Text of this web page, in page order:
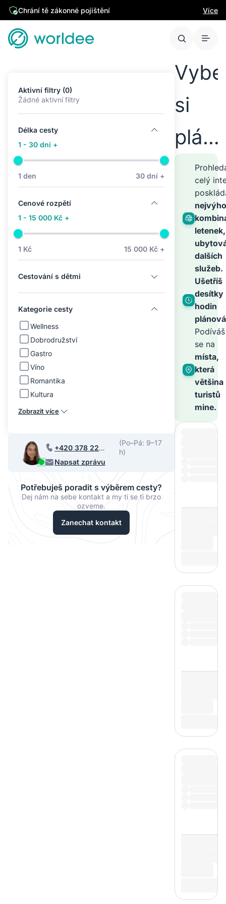
Chrání tě zákonné pojištění Více
Aktivní filtry (0)
Žádné aktivní filtry
Délka cesty
1 - 30 dní +
1 den 30 dní +
Cenové rozpětí
1 - 15 000 Kč +
1 Kč 15 000 Kč +
Cestování s dětmi
Kategorie cesty
Wellness
Dobrodružství
Gastro
Víno
Romantika
Kultura
Zobrazit více
+420 378 220
068
(Po–Pá: 9–17
h)
Napsat zprávu
Potřebuješ poradit s výběrem cesty?
Dej nám na sebe kontakt a my ti se ti brzo
ozveme.
Zanechat kontakt
si
plán
cesty
na
světě
–
je
celý
letenek,
dalších
služeb.
Ušetříš
desítky
hodin
Podíváš
se na
místa,
která
většina
turistů
mine.